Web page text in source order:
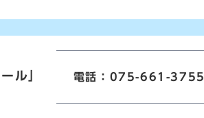
ル」 電話：075-661-3755